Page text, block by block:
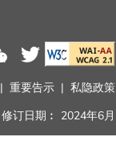
| 重要告示 | 私隐政策
修订日期︰ 2024年6月